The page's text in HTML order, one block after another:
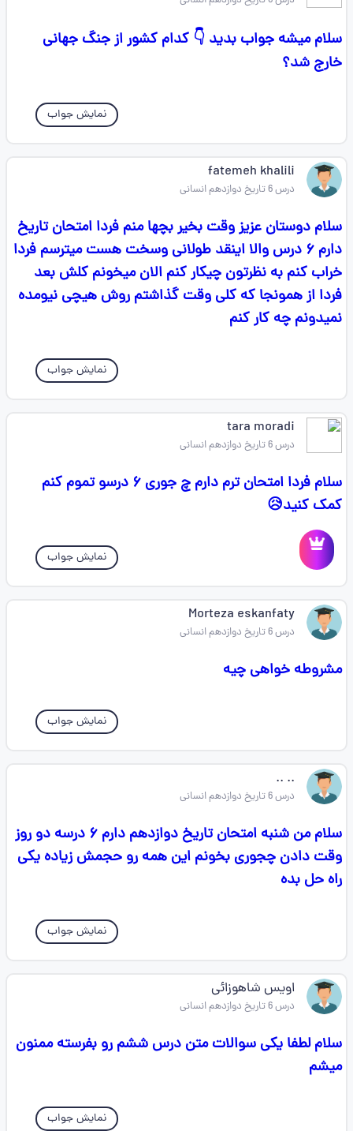
سلام میشه جواب بدید 👇 کدام کشور از جنگ جهانی
خارج شد؟
نمایش جواب
fatemeh khalili
درس 6 تاریخ دوازدهم انسانی
سلام دوستان عزیز وقت بخیر بچها منم فردا امتحان تاریخ
دارم ۶ درس والا اینقد طولانی وسخت هست میترسم فردا
خراب کنم به نظرتون چیکار کنم الان میخونم کلش بعد
فردا از همونجا که کلی وقت گذاشتم روش هیچی نیومده
نمیدونم چه کار کنم
نمایش جواب
tara moradi
درس 6 تاریخ دوازدهم انسانی
سلام فردا امتحان ترم دارم چ جوری ۶ درسو تموم کنم
کمک کنید😥
نمایش جواب
Morteza eskanfaty
درس 6 تاریخ دوازدهم انسانی
مشروطه خواهی چیه
نمایش جواب
.. ..
درس 6 تاریخ دوازدهم انسانی
سلام من شنبه امتحان تاریخ دوازدهم دارم ۶ درسه دو روز
وقت دادن چجوری بخونم این همه رو حجمش زیاده یکی
راه حل بده
نمایش جواب
اویس شاهوزائی
درس 6 تاریخ دوازدهم انسانی
سلام لطفا یکی سوالات متن درس ششم رو بفرسته ممنون
میشم
نمایش جواب